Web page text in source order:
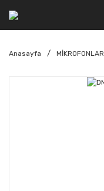
Anasayfa MİKROFONLAR